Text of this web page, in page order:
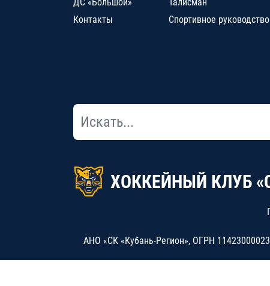
Контакты
Спортивное руководство
ХОККЕЙНЫЙ КЛУБ
АНО «СК «Кубань-Регион», ОГРН